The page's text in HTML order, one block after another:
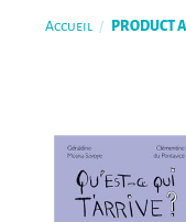
Accueil / PRODUCT